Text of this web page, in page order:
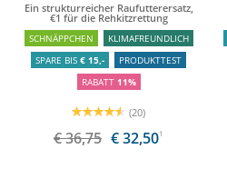
Ein strukturreicher Raufutterersatz,
€1 für die Rehkitzrettung
SCHNÄPPCHEN
KLIMAFREUNDLICH
SPARE BIS € 15,-
PRODUKTTEST
RABATT 11%
(20)
€ 36,75 € 32,501